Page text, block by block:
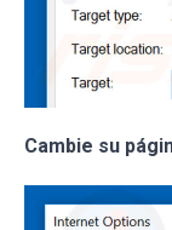
Cambie su